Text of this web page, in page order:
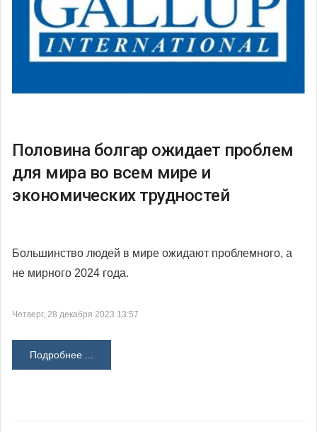
Половина болгар ожидает проблем
для мира во всем мире и
экономических трудностей
Большинство людей в мире ожидают проблемного, а
не мирного 2024 года.
Четверг, 28 декабря 2023 13:57
Подробнее ...